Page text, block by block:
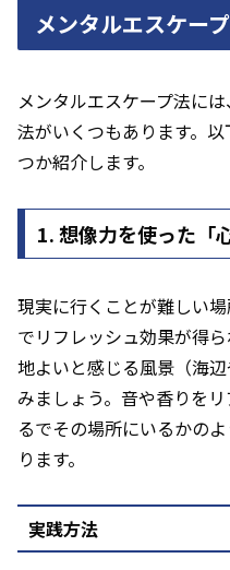
メンタルエスケー
メンタルエスケープ法に
法がいくつもあります。
つか紹介します。
1. 想像力を使った「
現実に行くことが難しい
でリフレッシュ効果が得
地よいと感じる風景（海
みましょう。音や香りを
るでその場所にいるかの
ります。
実践方法